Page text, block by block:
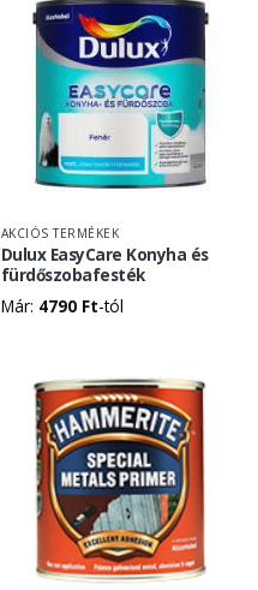
AKCIÓS TERMÉKEK
Dulux EasyCare Konyha és
fürdőszobafesték
Már: 4790 Ft-tól